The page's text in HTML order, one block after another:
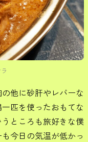
他に砂肝やレバーな
匹を使ったおもてな
ところも旅好きな僕
今日の気温が低かっ